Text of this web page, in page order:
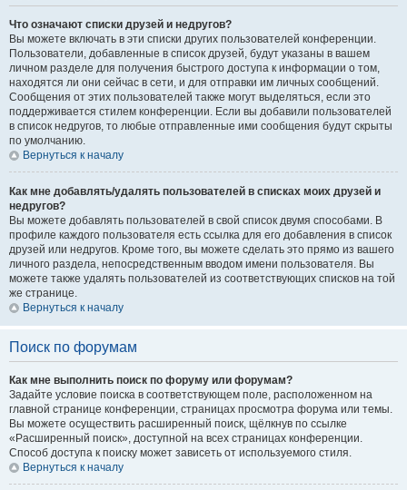
Что означают списки друзей и недругов?
Вы можете включать в эти списки других пользователей конференции.
Пользователи, добавленные в список друзей, будут указаны в вашем
личном разделе для получения быстрого доступа к информации о том,
находятся ли они сейчас в сети, и для отправки им личных сообщений.
Сообщения от этих пользователей также могут выделяться, если это
поддерживается стилем конференции. Если вы добавили пользователей
в список недругов, то любые отправленные ими сообщения будут скрыты
по умолчанию.
Вернуться к началу
Как мне добавлять/удалять пользователей в списках моих друзей и
недругов?
Вы можете добавлять пользователей в свой список двумя способами. В
профиле каждого пользователя есть ссылка для его добавления в список
друзей или недругов. Кроме того, вы можете сделать это прямо из вашего
личного раздела, непосредственным вводом имени пользователя. Вы
можете также удалять пользователей из соответствующих списков на той
же странице.
Вернуться к началу
Поиск по форумам
Как мне выполнить поиск по форуму или форумам?
Задайте условие поиска в соответствующем поле, расположенном на
главной странице конференции, страницах просмотра форума или темы.
Вы можете осуществить расширенный поиск, щёлкнув по ссылке
«Расширенный поиск», доступной на всех страницах конференции.
Способ доступа к поиску может зависеть от используемого стиля.
Вернуться к началу